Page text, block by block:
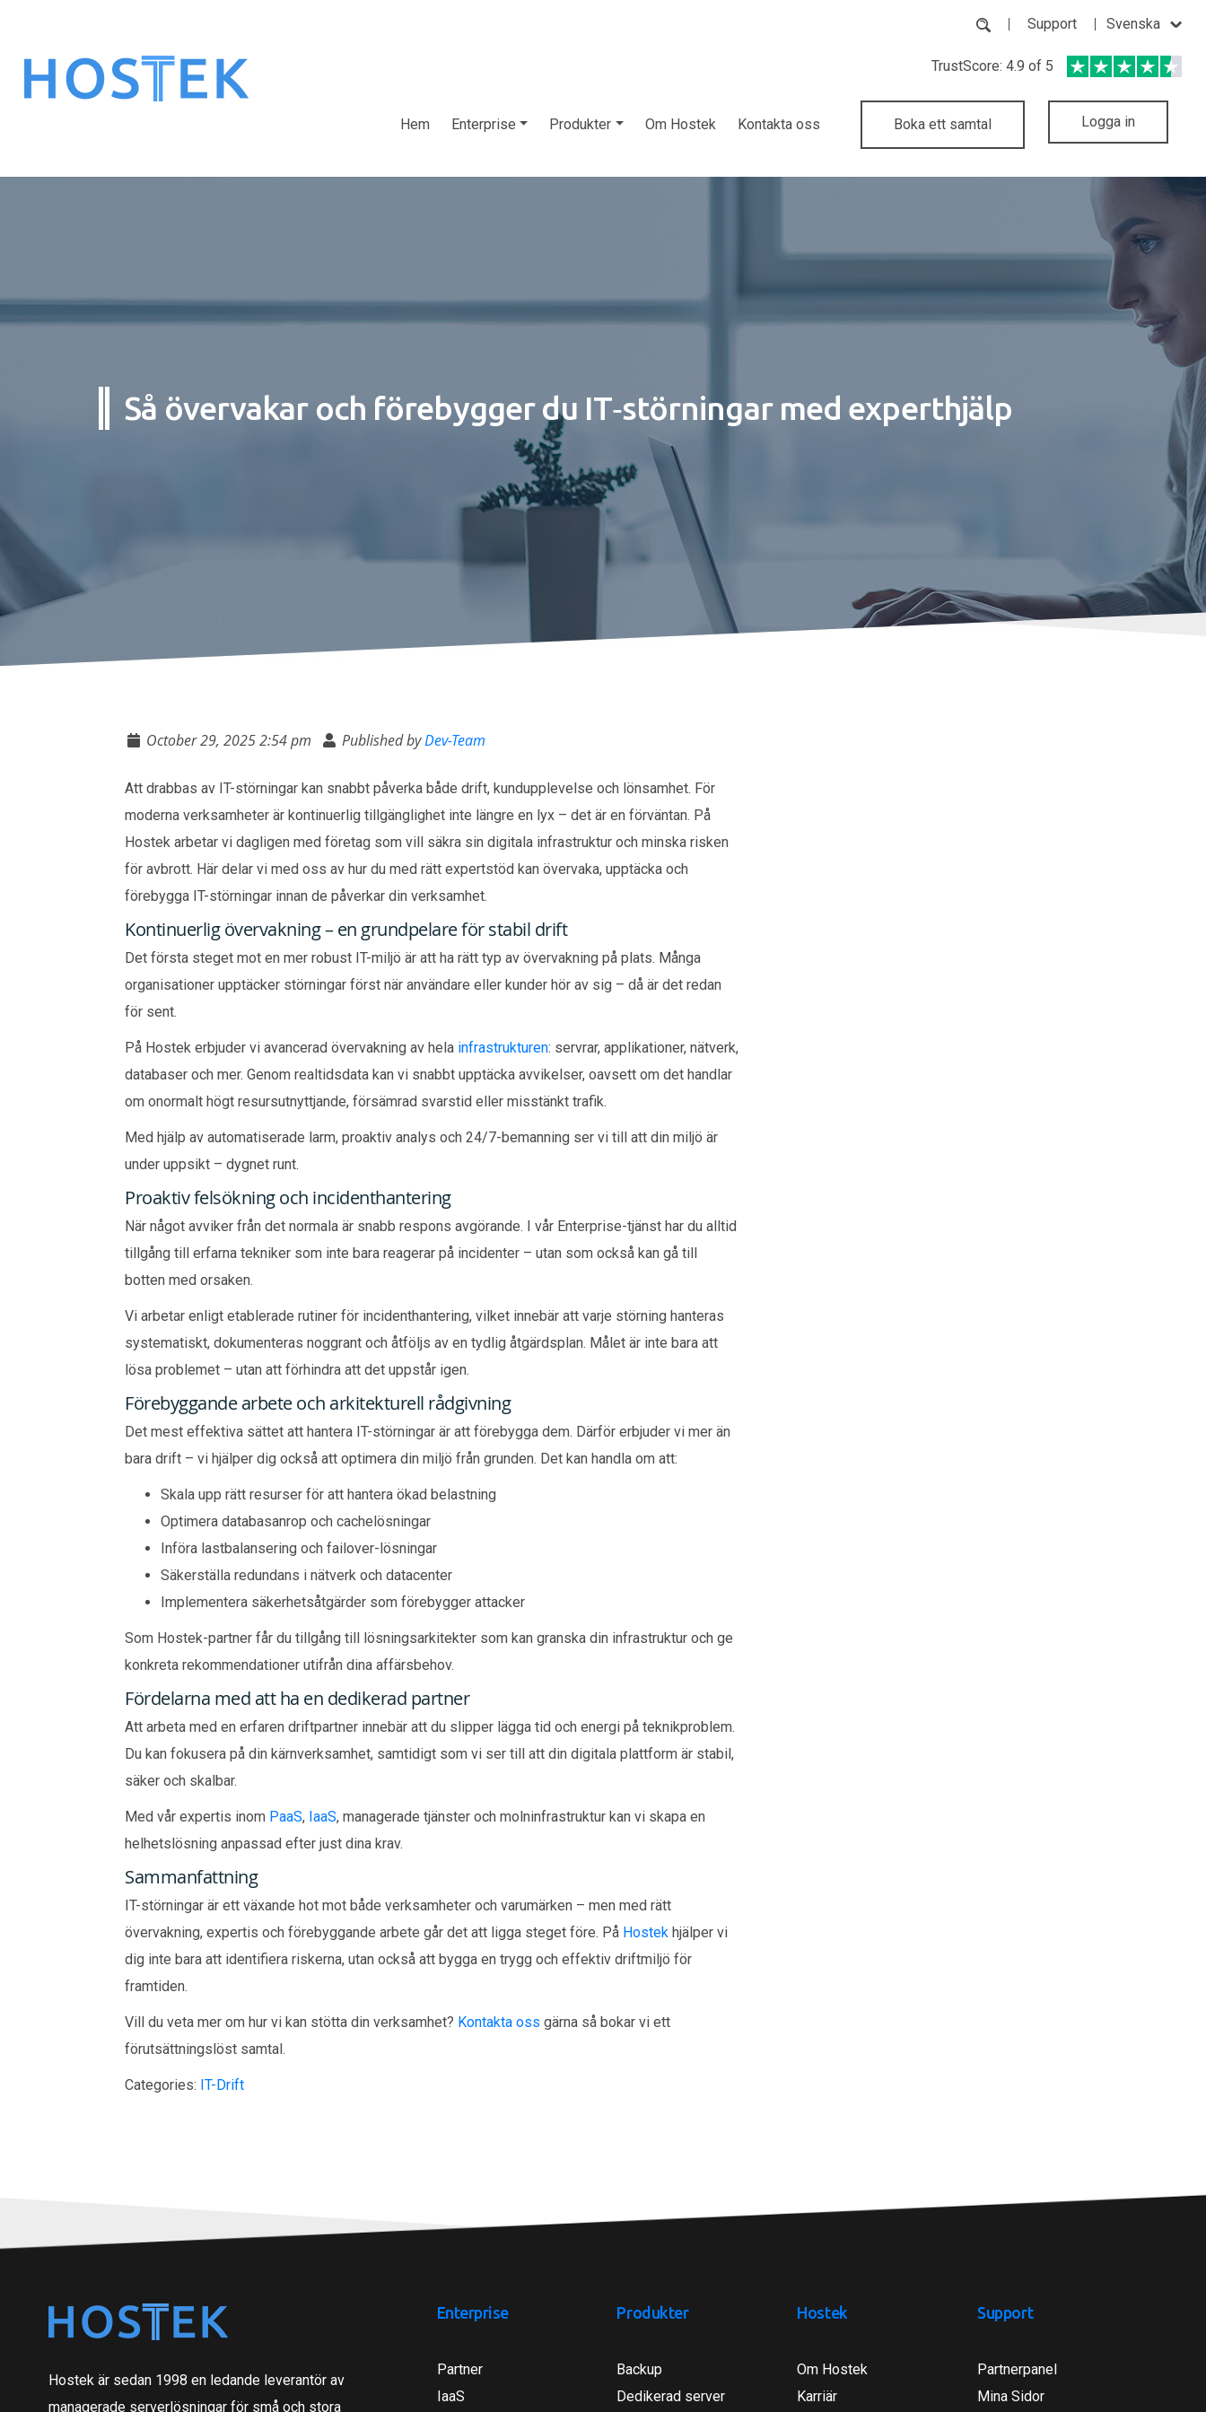
Support Svenska
TrustScore: 4.9 of 5
Hem Enterprise Produkter Om Hostek Kontakta oss Boka ett samtal Logga in
Så övervakar och förebygger du IT‑störningar med experthjälp
October 29, 2025 2:54 pm Published byDev-Team
Att drabbas av IT-störningar kan snabbt påverka både drift, kundupplevelse och lönsamhet. För
moderna verksamheter är kontinuerlig tillgänglighet inte längre en lyx – det är en förväntan. På
Hostek arbetar vi dagligen med företag som vill säkra sin digitala infrastruktur och minska risken
för avbrott. Här delar vi med oss av hur du med rätt expertstöd kan övervaka, upptäcka och
förebygga IT-störningar innan de påverkar din verksamhet.
Kontinuerlig övervakning – en grundpelare för stabil drift
Det första steget mot en mer robust IT-miljö är att ha rätt typ av övervakning på plats. Många
organisationer upptäcker störningar först när användare eller kunder hör av sig – då är det redan
för sent.
På Hostek erbjuder vi avancerad övervakning av hela infrastrukturen: servrar, applikationer, nätverk,
databaser och mer. Genom realtidsdata kan vi snabbt upptäcka avvikelser, oavsett om det handlar
om onormalt högt resursutnyttjande, försämrad svarstid eller misstänkt trafik.
Med hjälp av automatiserade larm, proaktiv analys och 24/7-bemanning ser vi till att din miljö är
under uppsikt – dygnet runt.
Proaktiv felsökning och incidenthantering
När något avviker från det normala är snabb respons avgörande. I vår Enterprise-tjänst har du alltid
tillgång till erfarna tekniker som inte bara reagerar på incidenter – utan som också kan gå till
botten med orsaken.
Vi arbetar enligt etablerade rutiner för incidenthantering, vilket innebär att varje störning hanteras
systematiskt, dokumenteras noggrant och åtföljs av en tydlig åtgärdsplan. Målet är inte bara att
lösa problemet – utan att förhindra att det uppstår igen.
Förebyggande arbete och arkitekturell rådgivning
Det mest effektiva sättet att hantera IT-störningar är att förebygga dem. Därför erbjuder vi mer än
bara drift – vi hjälper dig också att optimera din miljö från grunden. Det kan handla om att:
Skala upp rätt resurser för att hantera ökad belastning
Optimera databasanrop och cachelösningar
Införa lastbalansering och failover-lösningar
Säkerställa redundans i nätverk och datacenter
Implementera säkerhetsåtgärder som förebygger attacker
Som Hostek-partner får du tillgång till lösningsarkitekter som kan granska din infrastruktur och ge
konkreta rekommendationer utifrån dina affärsbehov.
Fördelarna med att ha en dedikerad partner
Att arbeta med en erfaren driftpartner innebär att du slipper lägga tid och energi på teknikproblem.
Du kan fokusera på din kärnverksamhet, samtidigt som vi ser till att din digitala plattform är stabil,
säker och skalbar.
Med vår expertis inom PaaS, IaaS, managerade tjänster och molninfrastruktur kan vi skapa en
helhetslösning anpassad efter just dina krav.
Sammanfattning
IT-störningar är ett växande hot mot både verksamheter och varumärken – men med rätt
övervakning, expertis och förebyggande arbete går det att ligga steget före. På Hostek hjälper vi
dig inte bara att identifiera riskerna, utan också att bygga en trygg och effektiv driftmiljö för
framtiden.
Vill du veta mer om hur vi kan stötta din verksamhet? Kontakta oss gärna så bokar vi ett
förutsättningslöst samtal.
Categories: IT-Drift
Hostek är sedan 1998 en ledande leverantör av
managerade serverlösningar för små och stora
Enterprise
Partner
IaaS
Produkter
Backup
Dedikerad server
Hostek
Om Hostek
Karriär
Support
Partnerpanel
Mina Sidor